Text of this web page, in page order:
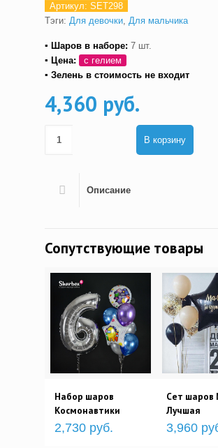
Артикул: SET298
Тэги: Для девочки, Для мальчика
▪ Шаров в наборе: 7 шт.
▪ Цена:
с гелием
▪ Зелень в стоимость не входит
4,360 руб.
В корзину
Описание
Сопутствующие товары
Набор шаров
Космонавтики
2,730 руб.
Сет шаров
Лучшая
3,960